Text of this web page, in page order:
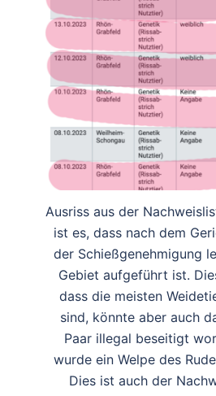
Ausriss aus der
ist es, dass nach dem
der Schießgenehmigung
Gebiet aufgeführt ist.
dass die meisten
sind, könnte aber auch
Paar illegal beseitigt
wurde ein Welpe des
Dies ist auch der